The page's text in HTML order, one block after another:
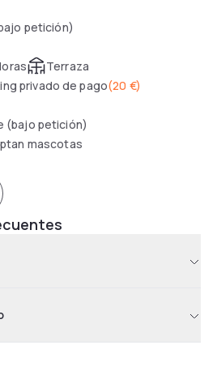
petición)
Terraza
privado de pago(20 €)
(bajo petición)
mascotas